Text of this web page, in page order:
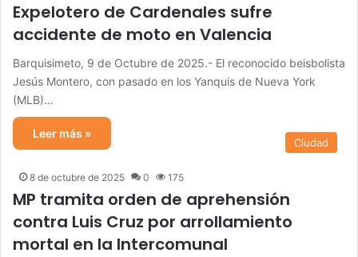
Expelotero de Cardenales sufre
accidente de moto en Valencia
Barquisimeto, 9 de Octubre de 2025.- El reconocido beisbolista
Jesús Montero, con pasado en los Yanquis de Nueva York
(MLB)…
Leer más »
Ciudad
8 de octubre de 2025 0 175
MP tramita orden de aprehensión
contra Luis Cruz por arrollamiento
mortal en la Intercomunal